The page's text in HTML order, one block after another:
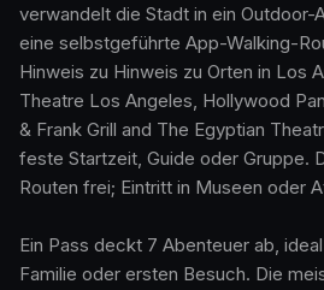
verwandelt die Stadt in ein Outdoor-
eine selbstgeführte App-Walking-
Hinweis zu Hinweis zu Orten in Los
Theatre Los Angeles, Hollywood
& Frank Grill and The Egyptian
feste Startzeit, Guide oder Gruppe.
Routen frei; Eintritt in Museen oder
Ein Pass deckt 7 Abenteuer ab,
Familie oder ersten Besuch. Die